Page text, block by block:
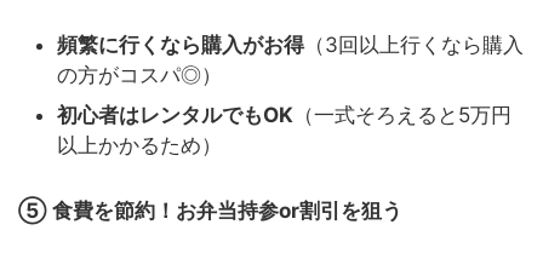
頻繁に行くなら購入がお得（3回以上行くなら購入
の方がコスパ◎）
初心者はレンタルでもOK （一式そろえると5万円
以上かかるため）
⑤ 食費を節約！お弁当持参or割引を狙う